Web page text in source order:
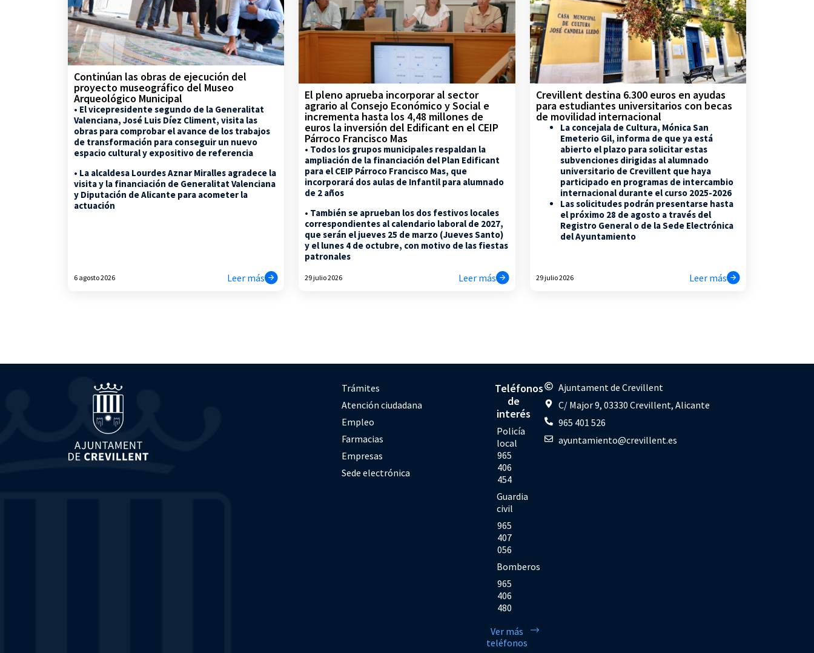
Continúan las obras de ejecución del
proyecto museográfico del Museo
Arqueológico Municipal
• El vicepresidente segundo de la Generalitat
Valenciana, José Luis Díez Climent, visita las
obras para comprobar el avance de los trabajos
de transformación para conseguir un nuevo
espacio cultural y expositivo de referencia
• La alcaldesa Lourdes Aznar Miralles agradece la
visita y la financiación de Generalitat Valenciana
y Diputación de Alicante para acometer la
actuación
6 agosto 2026 Leer más
El pleno aprueba incorporar al sector
agrario al Consejo Económico y Social e
incrementa hasta los 4,48 millones de
euros la inversión del Edificant en el CEIP
Párroco Francisco Mas
• Todos los grupos municipales respaldan la
ampliación de la financiación del Plan Edificant
para el CEIP Párroco Francisco Mas, que
incorporará dos aulas de Infantil para alumnado
de 2 años
• También se aprueban los dos festivos locales
correspondientes al calendario laboral de 2027,
que serán el jueves 25 de marzo (Jueves Santo)
y el lunes 4 de octubre, con motivo de las fiestas
patronales
29 julio 2026 Leer más
Crevillent destina 6.300 euros en ayudas
para estudiantes universitarios con becas
de movilidad internacional
La concejala de Cultura, Mónica San
Emeterio Gil, informa de que ya está
abierto el plazo para solicitar estas
subvenciones dirigidas al alumnado
universitario de Crevillent que haya
participado en programas de intercambio
internacional durante el curso 2025-2026
Las solicitudes podrán presentarse hasta
el próximo 28 de agosto a través del
Registro General o de la Sede Electrónica
del Ayuntamiento
29 julio 2026 Leer más
Trámites
Atención ciudadana
Empleo
Farmacias
Empresas
Sede electrónica
Teléfonos
de
interés
Policía
local
965
406
454
Guardia
civil
965
407
056
Bomberos
965
406
480
Ver más
teléfonos
Ajuntament de Crevillent
C/ Major 9, 03330 Crevillent, Alicante
965 401 526
ayuntamiento@crevillent.es